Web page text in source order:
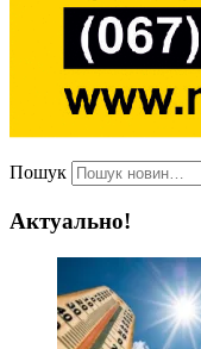
Пошук
Актуально!